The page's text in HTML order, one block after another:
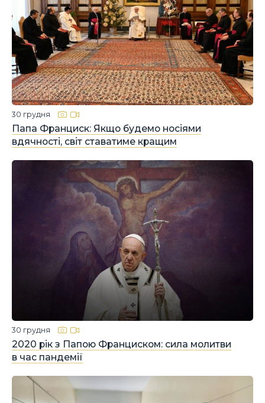
Папа Франциск: Якщо будемо носіями
вдячності, світ ставатиме кращим
30 грудня
2020 рік з Папою Франциском: сила молитви
в час пандемії
30 грудня